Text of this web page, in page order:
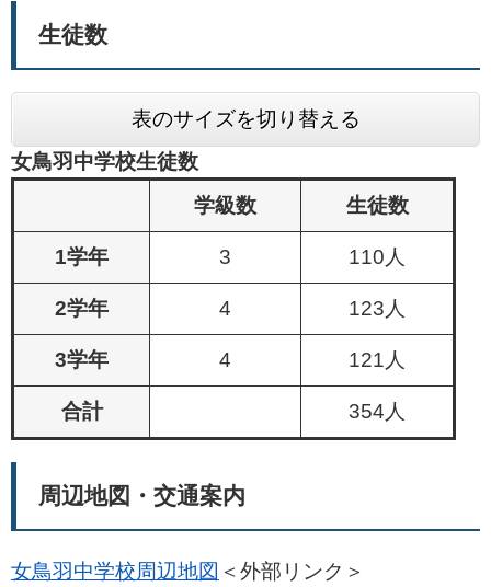
生徒数
表のサイズを切り替える
女鳥羽中学校生徒数
学級数
生徒数
1学年 3 110人
2学年 4 123人
3学年 4 121人
合計 354人
周辺地図・交通案内
女鳥羽中学校周辺地図 ＜外部リンク＞